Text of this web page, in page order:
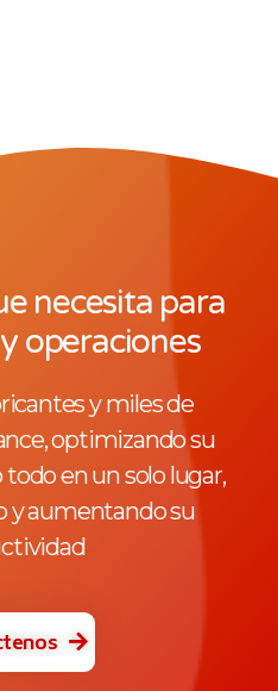
necesita para
operaciones
y miles de
optimizando su
en un solo lugar,
y aumentando su